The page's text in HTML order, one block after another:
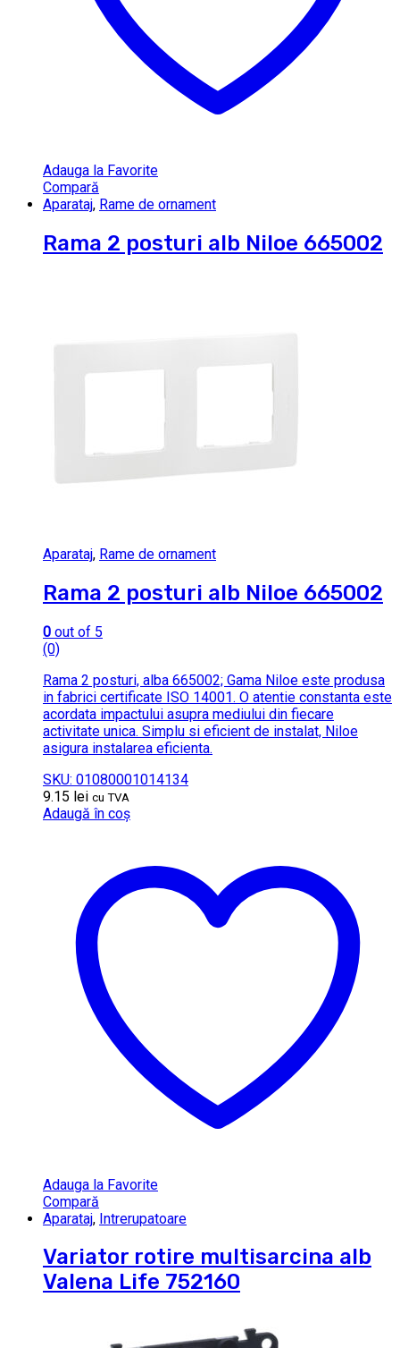
Adauga la Favorite
Compară
Aparataj, Rame de ornament
Rama 2 posturi alb Niloe 665002
Aparataj, Rame de ornament
Rama 2 posturi alb Niloe 665002
0 out of 5
(0)
Rama 2 posturi, alba 665002; Gama Niloe este produsa
in fabrici certificate ISO 14001. O atentie constanta este
acordata impactului asupra mediului din fiecare
activitate unica. Simplu si eficient de instalat, Niloe
asigura instalarea eficienta.
SKU: 01080001014134
9.15 lei cu TVA
Adaugă în coș
Adauga la Favorite
Compară
Aparataj, Intrerupatoare
Variator rotire multisarcina alb
Valena Life 752160